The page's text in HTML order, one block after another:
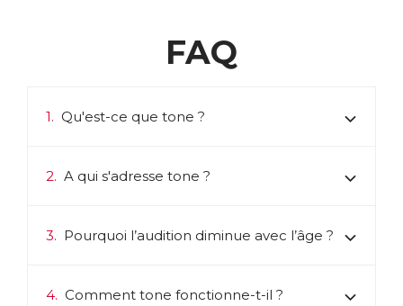
FAQ
1. Qu'est-ce que tone ?
2. A qui s'adresse tone ?
3. Pourquoi l’audition diminue avec l’âge ?
4. Comment tone fonctionne-t-il ?